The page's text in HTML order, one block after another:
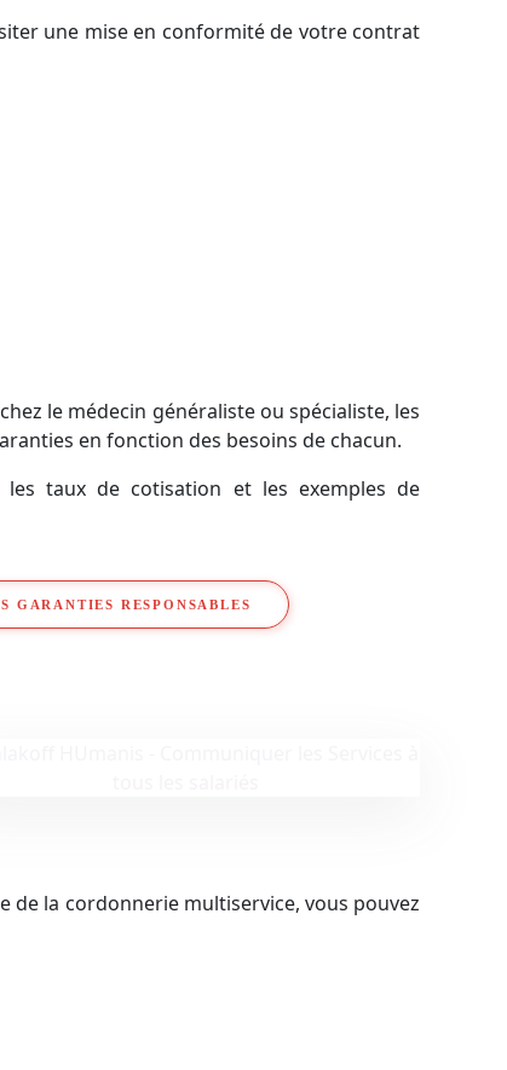
une mise en conformité de votre contrat
le médecin généraliste ou spécialiste, les
en fonction des besoins de chacun.
taux de cotisation et les exemples de
GARANTIES RESPONSABLES
la cordonnerie multiservice, vous pouvez